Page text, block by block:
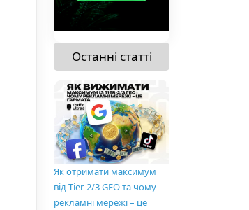
Останні статті
Як отримати максимум
від Tier-2/3 GEO та чому
рекламні мережі – це